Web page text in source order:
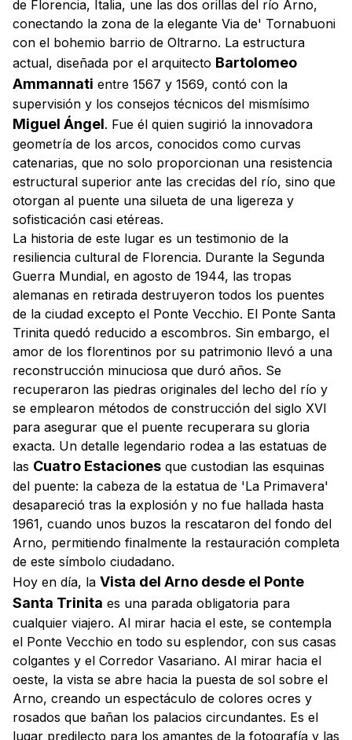
de Florencia, Italia, une las dos orillas del río Arno,
conectando la zona de la elegante Via de' Tornabuoni
con el bohemio barrio de Oltrarno. La estructura
actual, diseñada por el arquitecto Bartolomeo
Ammannati entre 1567 y 1569, contó con la
supervisión y los consejos técnicos del mismísimo
Miguel Ángel. Fue él quien sugirió la innovadora
geometría de los arcos, conocidos como curvas
catenarias, que no solo proporcionan una resistencia
estructural superior ante las crecidas del río, sino que
otorgan al puente una silueta de una ligereza y
sofisticación casi etéreas.
La historia de este lugar es un testimonio de la
resiliencia cultural de Florencia. Durante la Segunda
Guerra Mundial, en agosto de 1944, las tropas
alemanas en retirada destruyeron todos los puentes
de la ciudad excepto el Ponte Vecchio. El Ponte Santa
Trinita quedó reducido a escombros. Sin embargo, el
amor de los florentinos por su patrimonio llevó a una
reconstrucción minuciosa que duró años. Se
recuperaron las piedras originales del lecho del río y
se emplearon métodos de construcción del siglo XVI
para asegurar que el puente recuperara su gloria
exacta. Un detalle legendario rodea a las estatuas de
las Cuatro Estaciones que custodian las esquinas
del puente: la cabeza de la estatua de 'La Primavera'
desapareció tras la explosión y no fue hallada hasta
1961, cuando unos buzos la rescataron del fondo del
Arno, permitiendo finalmente la restauración completa
de este símbolo ciudadano.
Hoy en día, la Vista del Arno desde el Ponte
Santa Trinita es una parada obligatoria para
cualquier viajero. Al mirar hacia el este, se contempla
el Ponte Vecchio en todo su esplendor, con sus casas
colgantes y el Corredor Vasariano. Al mirar hacia el
oeste, la vista se abre hacia la puesta de sol sobre el
Arno, creando un espectáculo de colores ocres y
rosados que bañan los palacios circundantes. Es el
lugar predilecto para los amantes de la fotografía y las